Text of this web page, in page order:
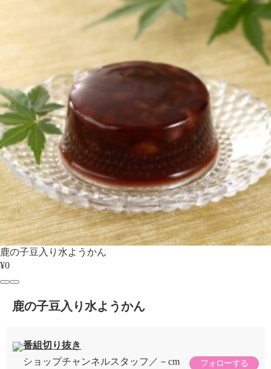
鹿の子豆入り水ようかん
¥0
鹿の子豆入り水ようかん
番組切り抜き
ショップチャンネルスタッフ
－cm フォローする